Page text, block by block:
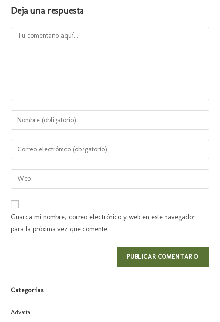
Deja una respuesta
Guarda mi nombre, correo electrónico y web en este navegador
para la próxima vez que comente.
Categorías
Advaita